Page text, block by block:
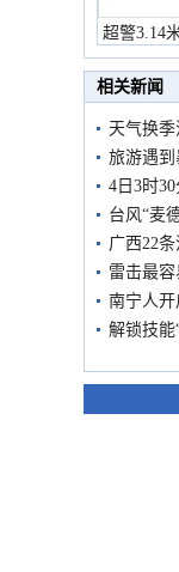
超警3.14
相关新闻
天气换季
旅游遇
4日3时
台风“麦
广西22
雷击最容
南宁人开
解锁技能